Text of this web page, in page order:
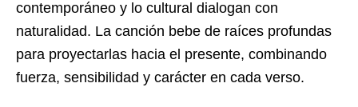
contemporáneo y lo cultural dialogan con
naturalidad. La canción bebe de raíces profundas
para proyectarlas hacia el presente, combinando
fuerza, sensibilidad y carácter en cada verso.